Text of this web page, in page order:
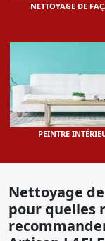
NETTOYAGE DE
PEINTRE
Nettoyage
pour quelles